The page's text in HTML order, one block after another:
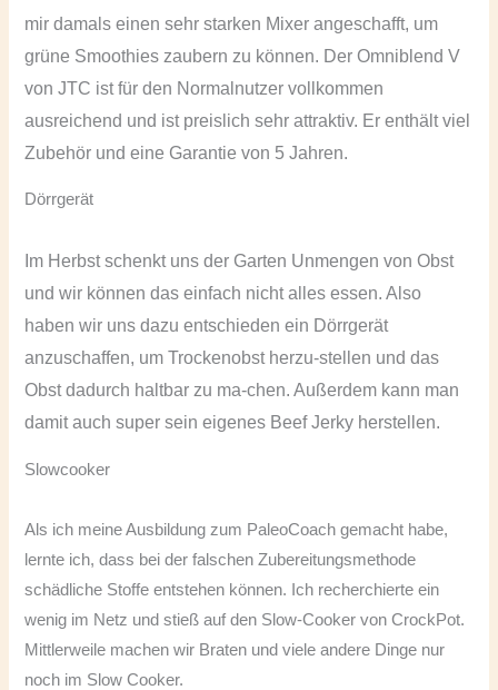
mir damals einen sehr starken Mixer angeschafft, um
grüne Smoothies zaubern zu können. Der Omniblend V
von JTC ist für den Normalnutzer vollkommen
ausreichend und ist preislich sehr attraktiv. Er enthält viel
Zubehör und eine Garantie von 5 Jahren.
Dörrgerät
Im Herbst schenkt uns der Garten Unmengen von Obst
und wir können das einfach nicht alles essen. Also
haben wir uns dazu entschieden ein Dörrgerät
anzuschaffen, um Trockenobst herzu-stellen und das
Obst dadurch haltbar zu ma-chen. Außerdem kann man
damit auch super sein eigenes Beef Jerky herstellen.
Slowcooker
Als ich meine Ausbildung zum PaleoCoach gemacht habe,
lernte ich, dass bei der falschen Zubereitungsmethode
schädliche Stoffe entstehen können. Ich recherchierte ein
wenig im Netz und stieß auf den Slow-Cooker von CrockPot.
Mittlerweile machen wir Braten und viele andere Dinge nur
noch im Slow Cooker.